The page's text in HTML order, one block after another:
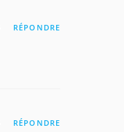
RÉPONDRE
RÉPONDRE